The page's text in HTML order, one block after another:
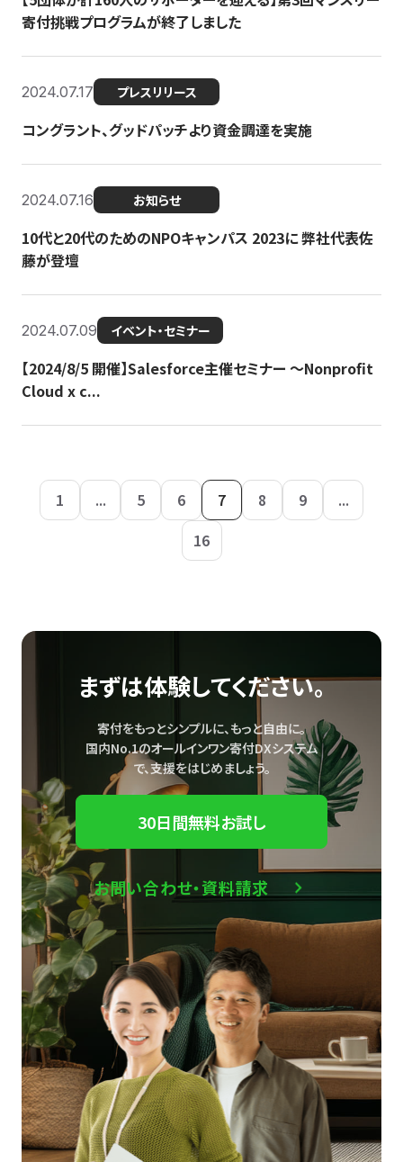
寄付挑戦プログラムが終了しました
2024.07.17 プレスリリース
コングラント、グッドパッチより資金調達を実施
2024.07.16 お知らせ
10代と20代のためのNPOキャンパス 2023に 弊社代表佐
藤が登壇
2024.07.09 イベント・セミナー
【2024/8/5 開催】Salesforce主催セミナー 〜Nonprofit
Cloud x c...
1 ... 5 6 7 8 9
...
16
まずは体験してください。
寄付をもっとシンプルに、もっと自由に。
国内No.1のオールインワン寄付DXシステム
で、支援をはじめましょう。
30日間無料お試し
お問い合わせ・資料請求